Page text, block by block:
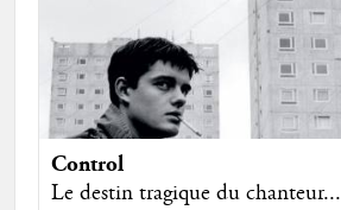
Control
Le destin tragique du chanteur...